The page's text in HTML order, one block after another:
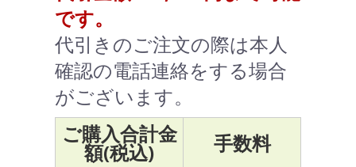
です。
代引きのご注文の際は本人
確認の電話連絡をする場合
がございます。
ご購入合計金
額(税込)
手数料